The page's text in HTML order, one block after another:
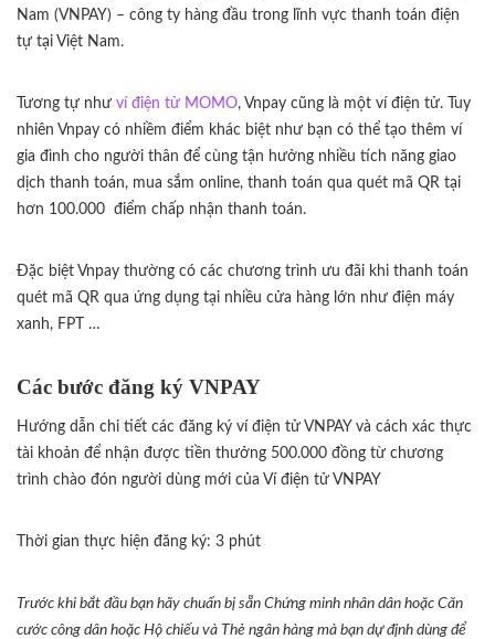
Nam (VNPAY) – công ty hàng đầu trong lĩnh vực thanh toán điện
tự tại Việt Nam.
Tương tự như ví điện tử MOMO, Vnpay cũng là một ví điện tử. Tuy
nhiên Vnpay có nhiềm điểm khác biệt như bạn có thể tạo thêm ví
gia đình cho người thân để cùng tận hưởng nhiều tích năng giao
dịch thanh toán, mua sắm online, thanh toán qua quét mã QR tại
hơn 100.000 điểm chấp nhận thanh toán.
Đặc biệt Vnpay thường có các chương trình ưu đãi khi thanh toán
quét mã QR qua ứng dụng tại nhiều cửa hàng lớn như điện máy
xanh, FPT …
Các bước đăng ký VNPAY
Hướng dẫn chi tiết các đăng ký ví điện tử VNPAY và cách xác thực
tài khoản để nhận được tiền thưởng 500.000 đồng từ chương
trình chào đón người dùng mới của Ví điện tử VNPAY
Thời gian thực hiện đăng ký: 3 phút
Trước khi bắt đầu bạn hãy chuẩn bị sẵn Chứng minh nhân dân hoặc Căn
cước công dân hoặc Hộ chiếu và Thẻ ngân hàng mà bạn dự định dùng để